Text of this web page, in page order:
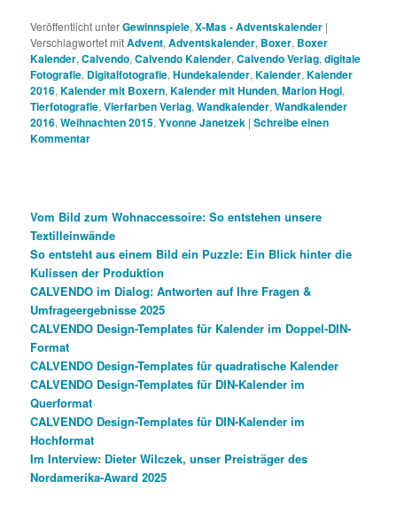
Veröffentlicht unterGewinnspiele,X-Mas - Adventskalender |
Verschlagwortet mitAdvent,Adventskalender, Boxer, Boxer
Kalender,Calvendo,Calvendo Kalender,Calvendo Verlag,digitale
Fotografie, Digitalfotografie,Hundekalender,Kalender,Kalender
2016,Kalender mit Boxern,Kalender mit Hunden,Marion Hogl,
Tierfotografie,Vierfarben Verlag,Wandkalender,Wandkalender
2016,Weihnachten 2015,Yvonne Janetzek |Schreibe einen
Kommentar
Vom Bild zum Wohnaccessoire: So entstehen unsere
Textilleinwände
So entsteht aus einem Bild ein Puzzle: Ein Blick hinter die
Kulissen der Produktion
CALVENDO im Dialog: Antworten auf Ihre Fragen &
Umfrageergebnisse 2025
CALVENDO Design-Templates für Kalender im Doppel-DIN-
Format
CALVENDO Design-Templates für quadratische Kalender
CALVENDO Design-Templates für DIN-Kalender im
Querformat
CALVENDO Design-Templates für DIN-Kalender im
Hochformat
Im Interview: Dieter Wilczek, unser Preisträger des
Nordamerika-Award 2025